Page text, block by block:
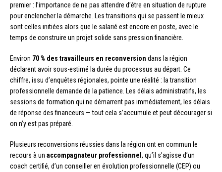
premier : l’importance de ne pas attendre d’être en situation de rupture
pour enclencher la démarche. Les transitions qui se passent le mieux
sont celles initiées alors que le salarié est encore en poste, avec le
temps de construire un projet solide sans pression financière.
Environ 70 % des travailleurs en reconversion dans la région
déclarent avoir sous-estimé la durée du processus au départ. Ce
chiffre, issu d’enquêtes régionales, pointe une réalité : la transition
professionnelle demande de la patience. Les délais administratifs, les
sessions de formation qui ne démarrent pas immédiatement, les délais
de réponse des financeurs — tout cela s’accumule et peut décourager si
on n’y est pas préparé.
Plusieurs reconversions réussies dans la région ont en commun le
recours à un accompagnateur professionnel, qu’il s’agisse d’un
coach certifié, d’un conseiller en évolution professionnelle (CEP) ou